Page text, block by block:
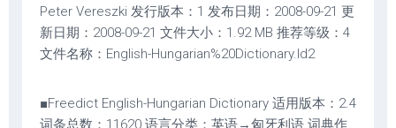
Peter Vereszki 发行版本：1 发布日期：2008-09-21 更
新日期：2008-09-21 文件大小：1.92 MB 推荐等级：4
文件名称：English-Hungarian%20Dictionary.ld2
■Freedict English-Hungarian Dictionary 适用版本：2.4
词条总数：11620 语言分类：英语→匈牙利语 词典作